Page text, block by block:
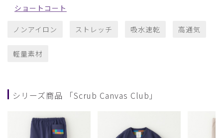
ショートコート
ノンアイロン ストレッチ 吸水速乾 高通気
軽量素材
シリーズ商品 「Scrub Canvas Club」